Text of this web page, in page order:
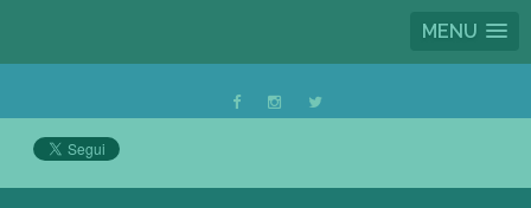
MENU